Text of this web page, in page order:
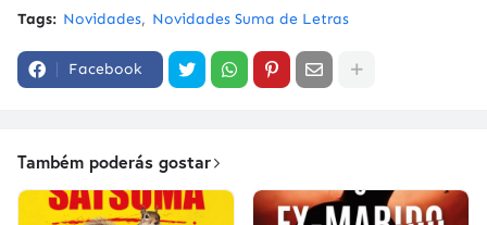
Tags: Novidades Novidades Suma de Letras
Facebook
Também poderás gostar